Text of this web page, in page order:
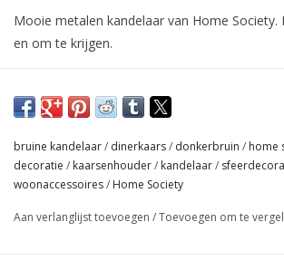
Mooie metalen kandelaar van Home Society.
en om te krijgen.
Afmetingen (cm): 6,5 x 6,5 x 23
bruine kandelaar/ dinerkaars/ donkerbruin / home
decoratie / kaarsenhouder/ kandelaar/
woonaccessoires/ Home Society
Aan verlanglijst toevoegen /Toevoegen om te